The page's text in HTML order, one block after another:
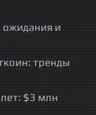
ожидания и
тренды
$3 млн